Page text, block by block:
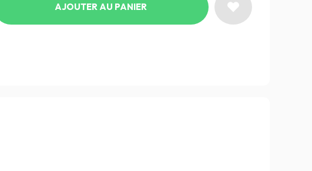
AJOUTER AU PANIER